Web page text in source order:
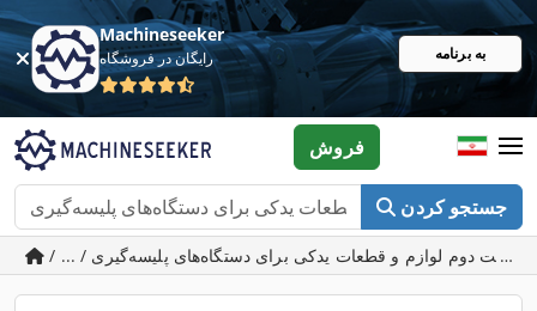
Machineseeker
رایگان در فروشگاه به برنامه
جستجو کردن
فروش